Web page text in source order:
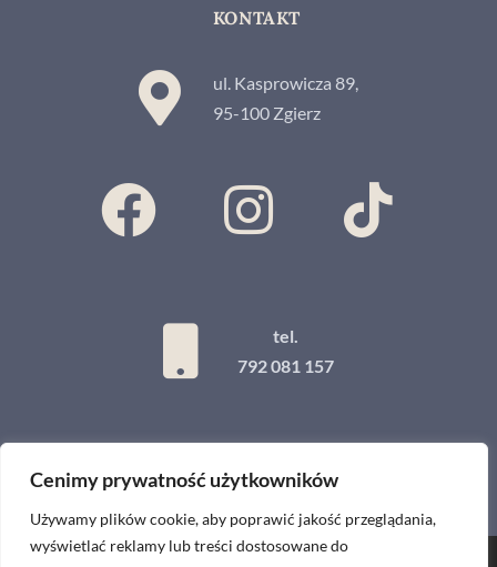
Cenimy prywatność użytkowników
Używamy plików cookie, aby poprawić jakość przeglądania,
wyświetlać reklamy lub treści dostosowane do
KONTAKT
ul. Kasprowicza 89,
95-100 Zgierz
tel.
792 081 157